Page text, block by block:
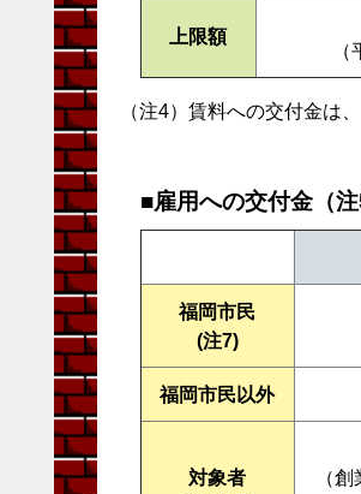
上限額
（注4）賃料への交付金は
■雇用への交付金（
福岡市民
(注7)
福岡市民以外
対象者
（